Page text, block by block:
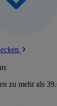
zu mehr als